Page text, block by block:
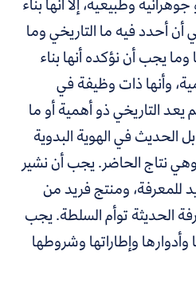
أحدد فيه ما التاريخي وما
يجب أن نؤكده أنها بناء
وأنها ذات وظيفة في
التاريخي ذو أهمية أو ما
الحديث في الهوية البدوية
نتاج الحاضر. يجب أن نشير
للمعرفة، ومنتج فريد من
الحديثة توأم السلطة. يجب
وإطاراتها وشروطها